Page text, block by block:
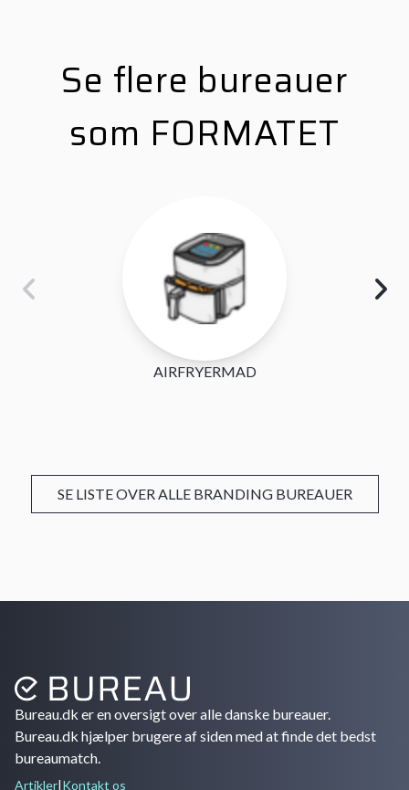
Se flere bureauer
som FORMATET
AIRFRYERMAD
SE LISTE OVER ALLE BRANDING BUREAUER
Bureau.dk er en oversigt over alle danske bureauer.
Bureau.dk hjælper brugere af siden med at finde det bedst
bureaumatch.
Artikler|Kontakt os